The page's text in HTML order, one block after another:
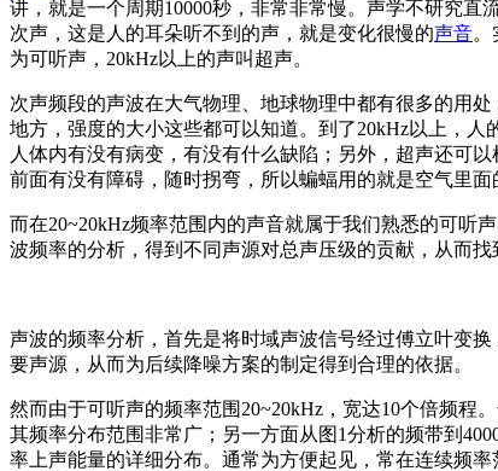
讲，就是一个周期10000秒，非常非常慢。声学不研究直
次声，这是人的耳朵听不到的声，就是变化很慢的声音。
为可听声，20kHz以上的声叫超声。
次声频段的声波在大气物理、地球物理中都有很多的用
地方，强度的大小这些都可以知道。到了20kHz以上，
人体内有没有病变，有没有什么缺陷；另外，超声还可
前面有没有障碍，随时拐弯，所以蝙蝠用的就是空气里面
而在20~20kHz频率范围内的声音就属于我们熟悉的可听
波频率的分析，得到不同声源对总声压级的贡献，从而找
声波的频率分析，首先是将时域声波信号经过傅立叶变
要声源，从而为后续降噪方案的制定得到合理的依据。
然而由于可听声的频率范围20~20kHz，宽达10个倍频程
其频率分布范围非常广；另一方面从图1分析的频带到
率上声能量的详细分布。通常为方便起见，常在连续频